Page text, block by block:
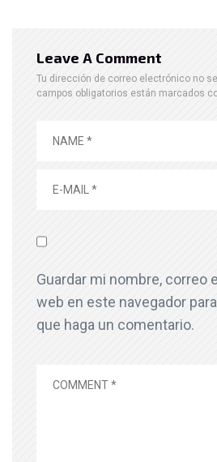
Leave A Comment
Tu dirección de correo electrónico no
campos obligatorios están marcados
Guardar mi nombre, correo
web en este navegador
que haga un comentario.